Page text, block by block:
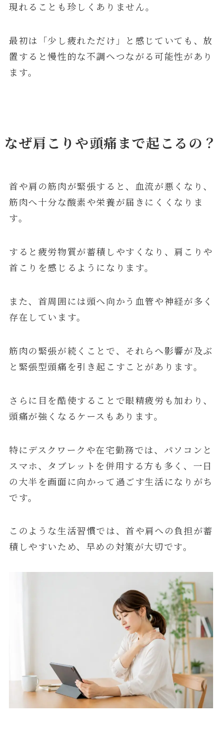
現れることも珍しくありません。
最初は「少し疲れただけ」と感じていても、放
置すると慢性的な不調へつながる可能性があり
ます。
なぜ肩こりや頭痛まで起こるの？
首や肩の筋肉が緊張すると、血流が悪くなり、
筋肉へ十分な酸素や栄養が届きにくくなりま
す。
すると疲労物質が蓄積しやすくなり、肩こりや
首こりを感じるようになります。
また、首周囲には頭へ向かう血管や神経が多く
存在しています。
筋肉の緊張が続くことで、それらへ影響が及ぶ
と緊張型頭痛を引き起こすことがあります。
さらに目を酷使することで眼精疲労も加わり、
頭痛が強くなるケースもあります。
特にデスクワークや在宅勤務では、パソコンと
スマホ、タブレットを併用する方も多く、一日
の大半を画面に向かって過ごす生活になりがち
です。
このような生活習慣では、首や肩への負担が蓄
積しやすいため、早めの対策が大切です。